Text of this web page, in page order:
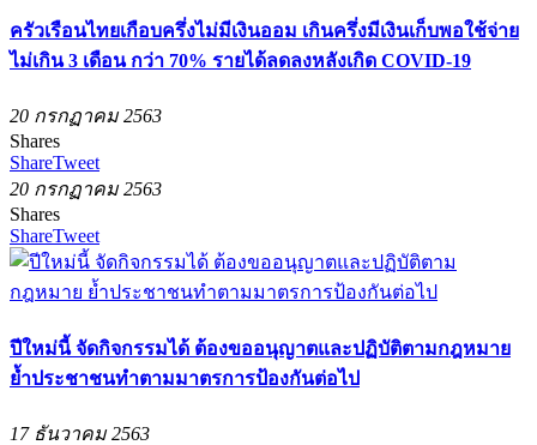
ครัวเรือนไทยเกือบครึ่งไม่มีเงินออม เกินครึ่งมีเงินเก็บพอใช้จ่าย
ไม่เกิน 3 เดือน กว่า 70% รายได้ลดลงหลังเกิด COVID-19
20 กรกฏาคม 2563
Shares
ShareTweet
20 กรกฏาคม 2563
Shares
ShareTweet
ปีใหม่นี้ จัดกิจกรรมได้ ต้องขออนุญาตและปฏิบัติตามกฎหมาย
ย้ำประชาชนทำตามมาตรการป้องกันต่อไป
17 ธันวาคม 2563